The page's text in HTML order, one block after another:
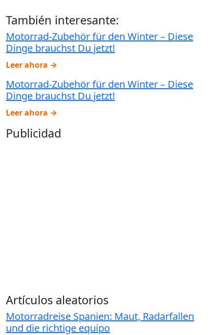
También interesante:
Motorrad-Zubehör für den Winter – Diese
Dinge brauchst Du jetzt!
Leer ahora →
Motorrad-Zubehör für den Winter – Diese
Dinge brauchst Du jetzt!
Leer ahora →
Publicidad
Artículos aleatorios
Motorradreise Spanien: Maut, Radarfallen
und die richtige equipo